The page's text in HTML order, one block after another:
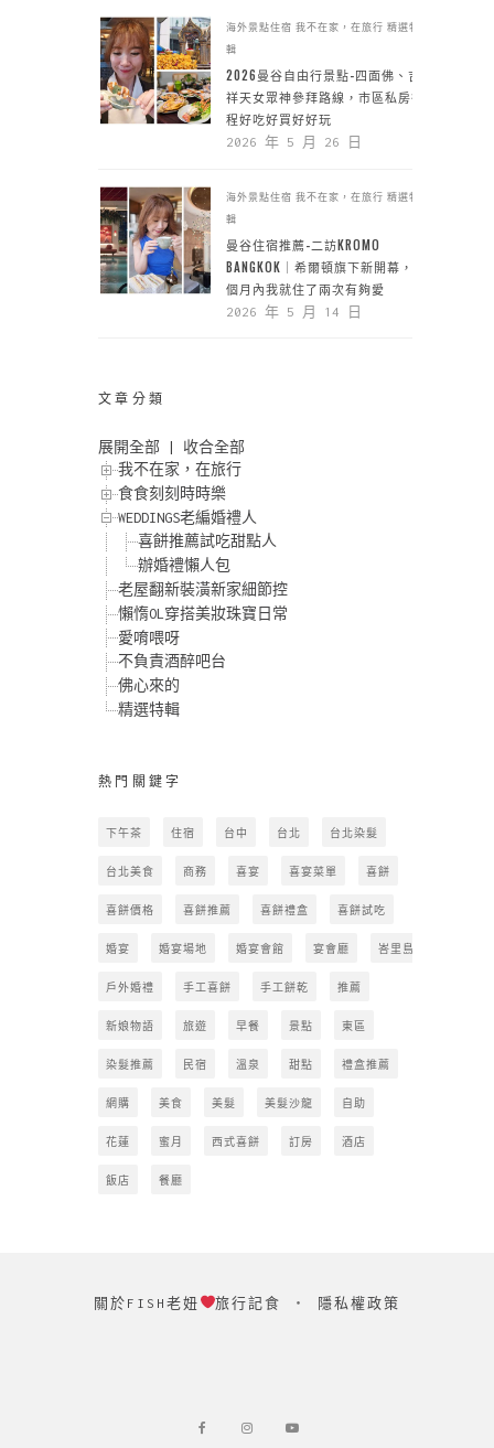
海外景點住宿 我不在家，在旅行 精選特
輯
2026曼谷自由行景點-四面佛、吉
祥天女眾神參拜路線，市區私房行
程好吃好買好好玩
2026 年 5 月 26 日
海外景點住宿 我不在家，在旅行 精選特
輯
曼谷住宿推薦-二訪KROMO
BANGKOK｜希爾頓旗下新開幕，一
個月內我就住了兩次有夠愛
2026 年 5 月 14 日
文章分類
展開全部
收合全部
我不在家，在旅行
食食刻刻時時樂
WEDDINGS老編婚禮人
喜餅推薦試吃甜點人
辦婚禮懶人包
老屋翻新裝潢新家細節控
懶惰OL穿搭美妝珠寶日常
愛唷喂呀
不負責酒醉吧台
佛心來的
精選特輯
熱門關鍵字
下午茶 住宿 台中 台北 台北染髮
台北美食 商務 喜宴 喜宴菜單 喜餅
喜餅價格 喜餅推薦 喜餅禮盒 喜餅試吃
婚宴 婚宴場地 婚宴會館 宴會廳 峇里島
戶外婚禮 手工喜餅 手工餅乾 推薦
新娘物語 旅遊 早餐 景點 東區
染髮推薦 民宿 溫泉 甜點 禮盒推薦
網購 美食 美髮 美髮沙龍 自助
花蓮 蜜月 西式喜餅 訂房 酒店
飯店 餐廳
關於FISH老妞 旅行記食 ‧ 隱私權政策